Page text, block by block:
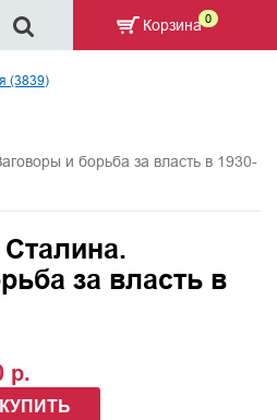
(3839)
и борьба за власть в 1930-
Сталина.
за власть в
р.
КУПИТЬ
Корзина 0